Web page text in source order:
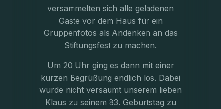
versammelten sich alle geladenen
Gäste vor dem Haus für ein
Gruppenfotos als Andenken an das
Stiftungsfest zu machen.
Um 20 Uhr ging es dann mit einer
kurzen Begrüßung endlich los. Dabei
wurde nicht versäumt unserem lieben
Klaus zu seinem 83. Geburtstag zu